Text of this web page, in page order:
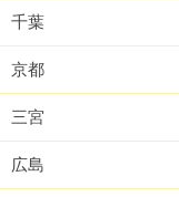
千葉
京都
三宮
広島